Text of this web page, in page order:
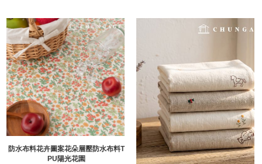
防水布料花卉圖案花朵層壓防水布料T
PU陽光花園